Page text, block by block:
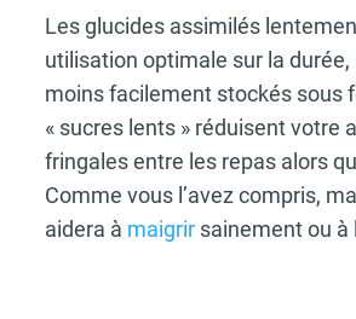
Les glucides assimilés
utilisation optimale sur la durée,
moins facilement stockés sous
« sucres lents » réduisent votre
fringales entre les repas alors
Comme vous l’avez compris,
aidera à maigrir sainement ou